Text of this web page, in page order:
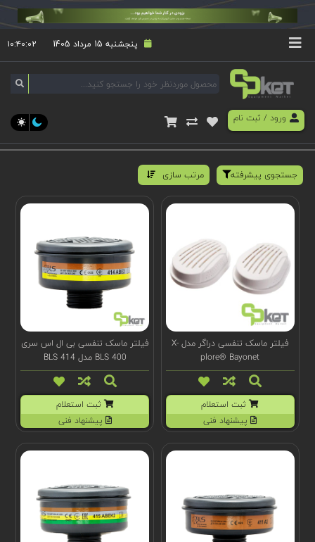
پنجشنبه 15 مرداد 1405 ۱۰:۴۰:۰۲
ورود/ ثبت نام
جستجوی پیشرفته مرتب سازی
فیلتر ماسک تنفسی دراگر مدل X-
plore® Bayonet
ثبت استعلام
پیشنهاد فنی
فیلتر ماسک تنفسی بی ال اس سری
BLS 400 مدل BLS 414
ثبت استعلام
پیشنهاد فنی